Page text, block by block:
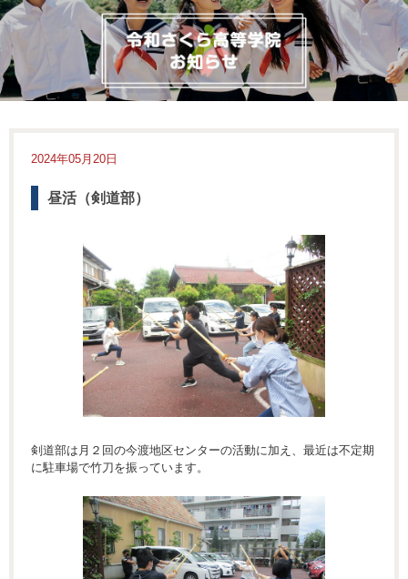
2024年05月20日
昼活（剣道部）
剣道部は月２回の今渡地区センターの活動に加え、最近は不定期
に駐車場で竹刀を振っています。